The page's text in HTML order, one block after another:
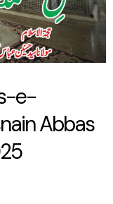
e-
Abbas